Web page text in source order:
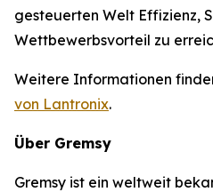
gesteuerten Welt Effizienz,
Wettbewerbsvorteil zu
Weitere Informationen
von Lantronix.
Über Gremsy
Gremsy ist ein weltweit